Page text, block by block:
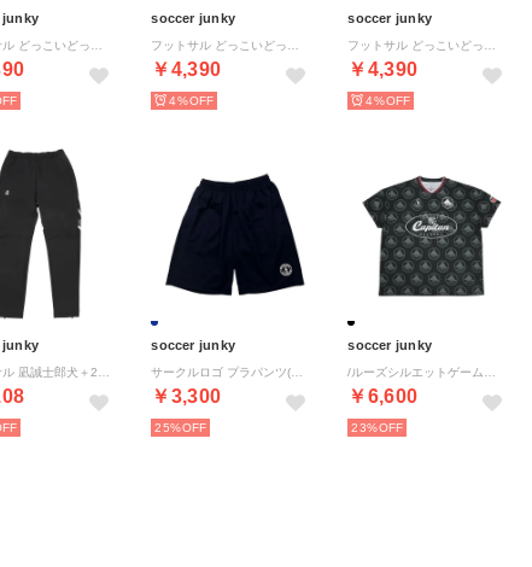
junky soccer junky
￥4,390
4%
soccer junky
￥4,390
4%
junky soccer junky
￥3,300
25%
soccer junky
￥6,600
23%